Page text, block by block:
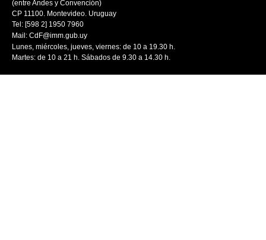
(entre Andes y Convención)
CP 11100. Montevideo. Uruguay
Tel: [598 2] 1950 7960
Mail: CdF@imm.gub.uy
Lunes, miércoles, jueves, viernes: de 10 a 19.30 h.
Martes: de 10 a 21 h. Sábados de 9.30 a 14.30 h.